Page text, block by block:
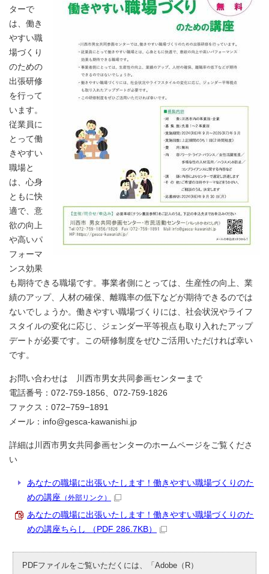
ターで
は、働き
やすい職
場づくり
のための
出張研修
を行って
います。
従業員に
とって働
きやすい
職場と
は、心身
ともに快
適で、意
欲の向上
や高いパ
フォーマ
ンス効果
も期待できる職場です。事業者側にとっては、生産性の向上、業
績のアップ、人材の確保、離職率の低下などが期待できるのでは
ないでしょうか。働きやすい職場づくりには、社会状況やライフ
スタイルの変化に応じ、ジェンダー平等視点も取り入れたアップ
デートが必要です。この研修制度をぜひご活用いただければ幸い
です。
お問い合わせは 川西市男女共同参画センターまで
電話番号：072-759-1856、072-759-1826
ファクス：072−759−1891
メール：info@gesca-kawanishi.jp
詳細は川西市男女共同参画センターのホームページをご覧くださ
い
あなたの職場に出張いたします！働きやすい職場づくりのた
めの講座 （外部リンク）
あなたの職場に出張いたします！働きやすい職場づくりのた
めの講座ちらし （PDF 286.7KB）
PDFファイルをご覧いただくには、「Adobe（R）